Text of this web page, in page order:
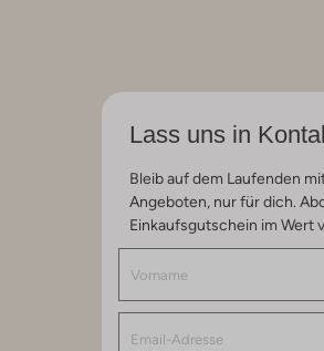
Lass uns in
Bleib auf dem Laufenden
Angeboten, nur für dich.
Einkaufsgutschein im Wert